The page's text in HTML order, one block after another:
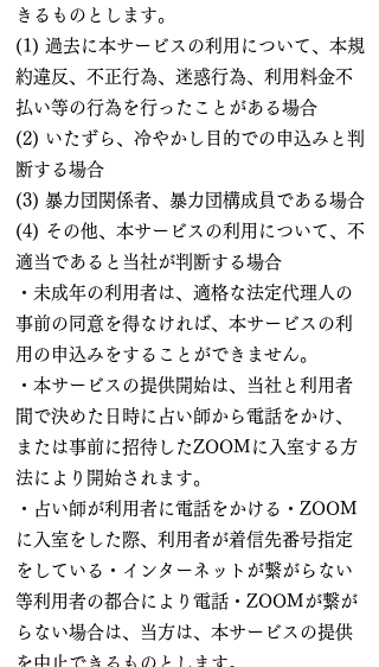
きるものとします。
(1) 過去に本サービスの利用について、本規
約違反、不正行為、迷惑行為、利用料金不
払い等の行為を行ったことがある場合
(2) いたずら、冷やかし目的での申込みと判
断する場合
(3) 暴力団関係者、暴力団構成員である場合
(4) その他、本サービスの利用について、不
適当であると当社が判断する場合
・未成年の利用者は、適格な法定代理人の
事前の同意を得なければ、本サービスの利
用の申込みをすることができません。
・本サービスの提供開始は、当社と利用者
間で決めた日時に占い師から電話をかけ、
または事前に招待したZOOMに入室する方
法により開始されます。
・占い師が利用者に電話をかける・ZOOM
に入室をした際、利用者が着信先番号指定
をしている・インターネットが繋がらない
等利用者の都合により電話・ZOOMが繋が
らない場合は、当方は、本サービスの提供
を中止できるものとします。